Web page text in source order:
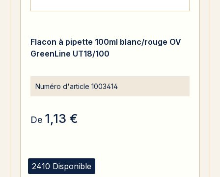
2410 Disponible
Flacon à pipette 100ml blanc/rouge OV
GreenLine UT18/100
Numéro d'article 1003414
De 1,13 €